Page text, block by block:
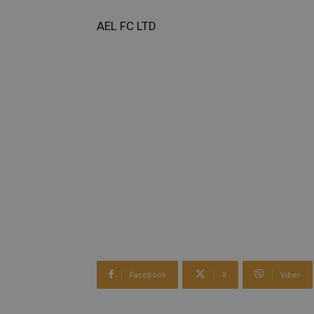
AEL FC LTD
Facebook X Viber